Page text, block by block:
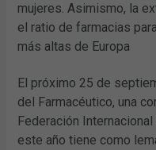
mujeres. Asimismo, la
el ratio de farmacias
más altas de Europa
El próximo 25 de
del Farmacéutico, una
Federación
este año tiene como